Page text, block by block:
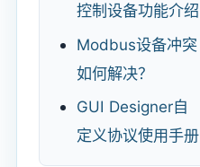
控制设备功能介绍
Modbus设备冲突
如何解决？
GUI Designer自
定义协议使用手册